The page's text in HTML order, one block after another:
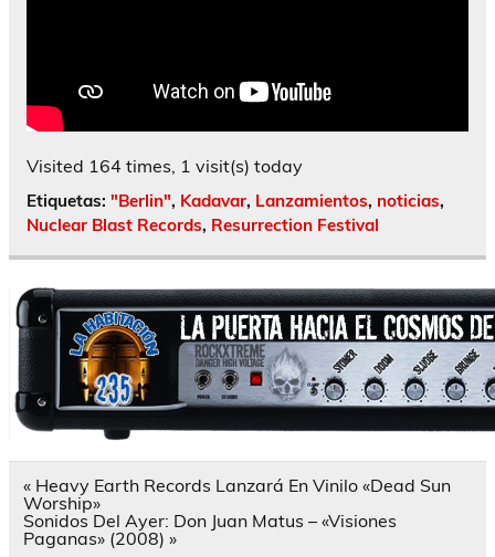
Visited 164 times, 1 visit(s) today
Etiquetas: "Berlin", Kadavar, Lanzamientos, noticias,
Nuclear Blast Records, Resurrection Festival
Navegación
de
entradas
« Heavy Earth Records Lanzará En Vinilo «Dead Sun
Worship»
Sonidos Del Ayer: Don Juan Matus – «Visiones
Paganas» (2008) »